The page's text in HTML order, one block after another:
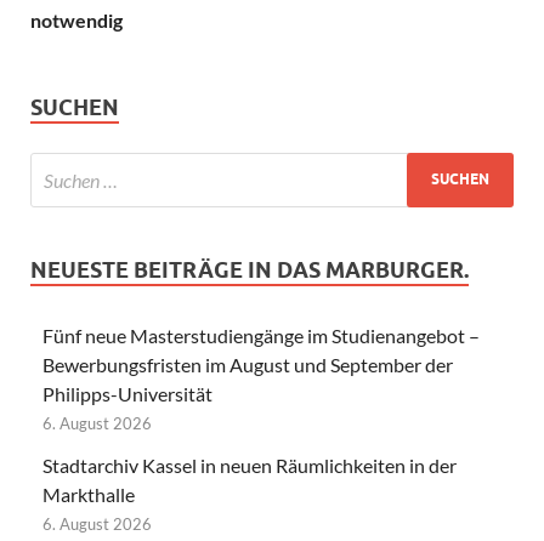
notwendig
SUCHEN
NEUESTE BEITRÄGE IN DAS MARBURGER.
Fünf neue Masterstudiengänge im Studienangebot –
Bewerbungsfristen im August und September der
Philipps-Universität
6. August 2026
Stadtarchiv Kassel in neuen Räumlichkeiten in der
Markthalle
6. August 2026